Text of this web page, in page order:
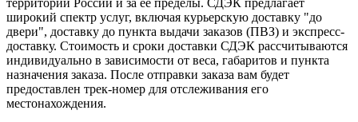
широкий спектр услуг, включая курьерскую доставку "до
двери", доставку до пункта выдачи заказов (ПВЗ) и экспресс-
доставку. Стоимость и сроки доставки СДЭК рассчитываются
индивидуально в зависимости от веса, габаритов и пункта
назначения заказа. После отправки заказа вам будет
предоставлен трек-номер для отслеживания его
местонахождения.